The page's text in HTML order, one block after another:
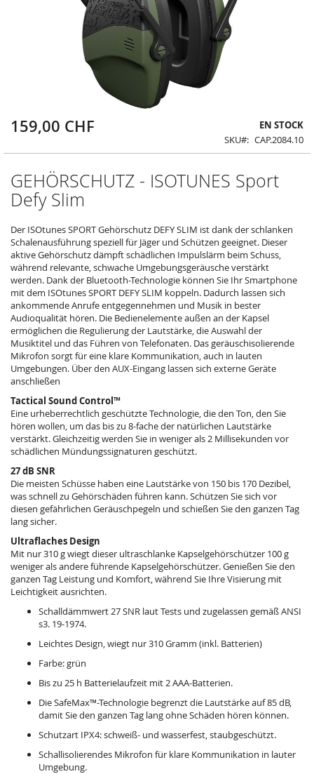
159,00 CHF
EN STOCK
SKU
CAP.2084.10
GEHÖRSCHUTZ - ISOTUNES Sport
Defy Slim
Der ISOtunes SPORT Gehörschutz DEFY SLIM ist dank der schlanken
Schalenausführung speziell für Jäger und Schützen geeignet. Dieser
aktive Gehörschutz dämpft schädlichen Impulslärm beim Schuss,
während relevante, schwache Umgebungsgeräusche verstärkt
werden. Dank der Bluetooth-Technologie können Sie Ihr Smartphone
mit dem ISOtunes SPORT DEFY SLIM koppeln. Dadurch lassen sich
ankommende Anrufe entgegennehmen und Musik in bester
Audioqualität hören. Die Bedienelemente außen an der Kapsel
ermöglichen die Regulierung der Lautstärke, die Auswahl der
Musiktitel und das Führen von Telefonaten. Das geräuschisolierende
Mikrofon sorgt für eine klare Kommunikation, auch in lauten
Umgebungen. Über den AUX-Eingang lassen sich externe Geräte
anschließen
Tactical Sound Control™
Eine urheberrechtlich geschützte Technologie, die den Ton, den Sie
hören wollen, um das bis zu 8-fache der natürlichen Lautstärke
verstärkt. Gleichzeitig werden Sie in weniger als 2 Millisekunden vor
schädlichen Mündungssignaturen geschützt.
27 dB SNR
Die meisten Schüsse haben eine Lautstärke von 150 bis 170 Dezibel,
was schnell zu Gehörschäden führen kann. Schützen Sie sich vor
diesen gefährlichen Geräuschpegeln und schießen Sie den ganzen Tag
lang sicher.
Ultraflaches Design
Mit nur 310 g wiegt dieser ultraschlanke Kapselgehörschützer 100 g
weniger als andere führende Kapselgehörschützer. Genießen Sie den
ganzen Tag Leistung und Komfort, während Sie Ihre Visierung mit
Leichtigkeit ausrichten.
Schalldämmwert 27 SNR laut Tests und zugelassen gemäß ANSI
s3. 19-1974.
Leichtes Design, wiegt nur 310 Gramm (inkl. Batterien)
Farbe: grün
Bis zu 25 h Batterielaufzeit mit 2 AAA-Batterien.
Die SafeMax™-Technologie begrenzt die Lautstärke auf 85 dB,
damit Sie den ganzen Tag lang ohne Schäden hören können.
Schutzart IPX4: schweiß- und wasserfest, staubgeschützt.
Schallisolierendes Mikrofon für klare Kommunikation in lauter
Umgebung.
Skip
of
the
images